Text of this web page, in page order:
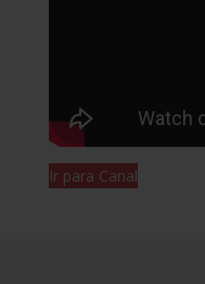
Ir para Canal